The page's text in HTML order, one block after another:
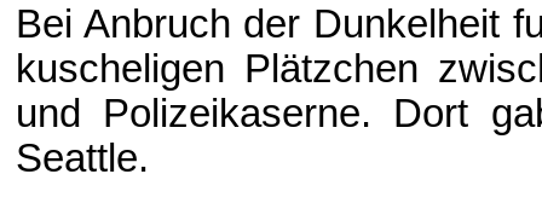
Bei Anbruch der Dunkelheit
kuscheligen Plätzchen
und Polizeikaserne. Dort
Seattle.